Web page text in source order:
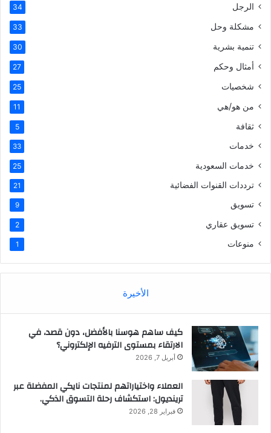
الرجل 34
مشكلة وحل 33
تنمية بشرية 30
أمثال وحكم 27
شخصيات 25
من هو/هي 11
ثقافة 5
خدمات 33
خدمات السعودية 25
ترددات القنوات الفضائية 21
تسويق 9
تسويق عقاري 2
منوعات 1
الأخيرة
كيف ساهم هوسنا بالأفضل، دون قصد، في
الارتقاء بمستوى الترفيه الإلكتروني؟
أبريل 7, 2026
العملاء واختياراتهم لمنتجات نايكي المفضلة عبر
ترينديول: استكشاف رحلة التسوق الذكي.
فبراير 28, 2026